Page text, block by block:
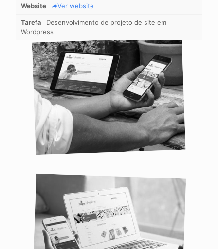
Website Ver website
Tarefa
Desenvolvimento de projeto de site em
Wordpress